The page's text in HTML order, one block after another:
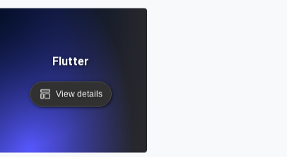
Flutter
View details